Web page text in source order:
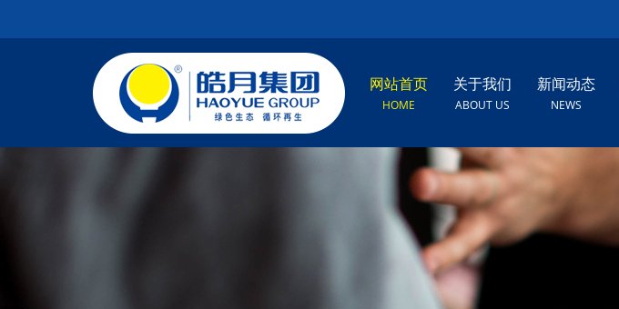
网站首页
HOME
关于我们
ABOUT US
新闻动态
NEWS